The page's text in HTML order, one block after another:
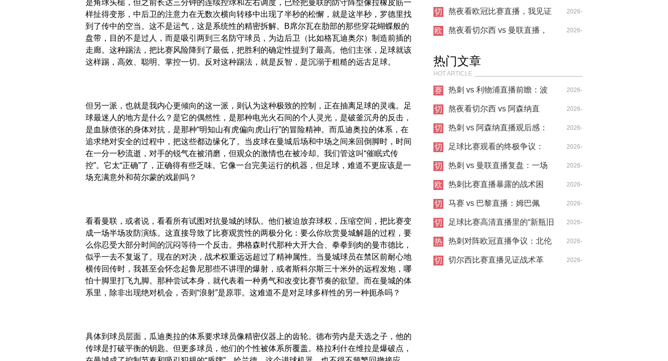
是角球头槌，但之前长达三分钟的连续控球和左右调度，已经把曼联的防守阵型像拉橡皮筋一
样扯得变形，中后卫的注意力在无数次横向转移中出现了半秒的松懈，就是这半秒，罗德里找
到了传中的空当。这不是运气，这是系统性的精密拆解。B席尔瓦在肋部的那些穿花蝴蝶般的
盘带，目的不是过人，而是吸引两到三名防守球员，为边后卫（比如格瓦迪奥尔）制造前插的
走廊。这种踢法，把比赛风险降到了最低，把胜利的确定性提到了最高。他们主张，足球就该
这样踢，高效、聪明、掌控一切。反对这种踢法，就是反智，是沉溺于粗糙的远古足球。
但另一派，也就是我内心更倾向的这一派，则认为这种极致的控制，正在抽离足球的灵魂。足
球最迷人的地方是什么？是它的偶然性，是那种电光火石间的个人灵光，是破釜沉舟的反击，
是血脉偾张的身体对抗，是那种“明知山有虎偏向虎山行”的冒险精神。而瓜迪奥拉的体系，在
追求绝对安全的过程中，把这些都边缘化了。当皮球在曼城后场和中场之间来回倒脚时，时间
在一分一秒流逝，对手的锐气在被消磨，但观众的激情也在被冷却。我们管这叫“催眠式传
控”。它太“正确”了，正确得有些乏味。它像一台完美运行的机器，但足球，难道不更应该是一
场充满意外和荷尔蒙的戏剧吗？
看看曼联，或者说，看看所有试图对抗曼城的球队。他们被迫放弃球权，压缩空间，把比赛变
成一场半场攻防演练。这直接导致了比赛观赏性的两极分化：要么你欣赏曼城解题的过程，要
么你忍受大部分时间的沉闷等待一个反击。弗格森时代那种大开大合、拳拳到肉的曼市德比，
似乎一去不复返了。现在的对决，战术权重远远超过了精神属性。当曼城球员在禁区前耐心地
横传回传时，我甚至会怀念起鲁尼那些不讲理的爆射，或者斯科尔斯三十米外的远程发炮，哪
怕十脚里打飞九脚。那种尝试本身，就代表着一种勇气和改变比赛节奏的欲望。而在曼城的体
系里，除非出现绝对机会，否则“浪射”是原罪。这难道不是对足球多样性的另一种扼杀吗？
具体到球员层面，瓜迪奥拉的体系要求球员像精密仪器上的齿轮。德布劳内是天选之子，他的
传球是打破平衡的钥匙。但更多球员，他们的个性被体系所覆盖。格拉利什在维拉是爆破点，
英超双雄的欧战困局
西
点
朝”遇见“红魔遗产”，谁定义了
英超的统治力？
04-14
切
西
德
比
熬夜看欧冠比赛直播，我见证
了曼城如何用传球撕碎皇马
2026-
04-21
欧
播
熬夜看切尔西 vs 曼联直播， 2026-
热门文章
HOT ARTICLE
赛
前
热刺 vs 利物浦直播前瞻：波
叔的“七伤拳”，能破克洛普
的“重金属”吗？
2026-
04-14
切
西
敦
比
熬夜看切尔西 vs 阿森纳直
播，这比赛要素也太多了！
2026-
04-20
切
西
点
热刺 vs 阿森纳直播观后感：
北伦敦的雨夜，心跳比雨点更
急
2026-
04-21
切
西
他
阵
足球比赛观看的终极争议：
VAR，是守护公正还是扼杀激
情？
2026-
04-14
切
西
敦
比
热刺 vs 曼联直播复盘：一场
被VAR切割的战术博弈，麦迪
逊导演逆转
2026-
04-18
欧
直
热刺比赛直播暴露的战术困
局：控球率七成却输得没脾气
2026-
04-21
切
西
敦
比
马赛 vs 巴黎直播：姆巴佩
的“散步”是战术毒药还是天才
特权？
2026-
04-14
切
西
点
足球比赛高清直播里的“新瓶旧
酒”：当哈兰德遇见希勒，暴力
美学的数字革命
2026-
04-14
热
对
热刺对阵欧冠直播争议：北伦
敦德比之外的欧战暗战
2026-
04-30
切
切尔西比赛直播见证战术革 2026-